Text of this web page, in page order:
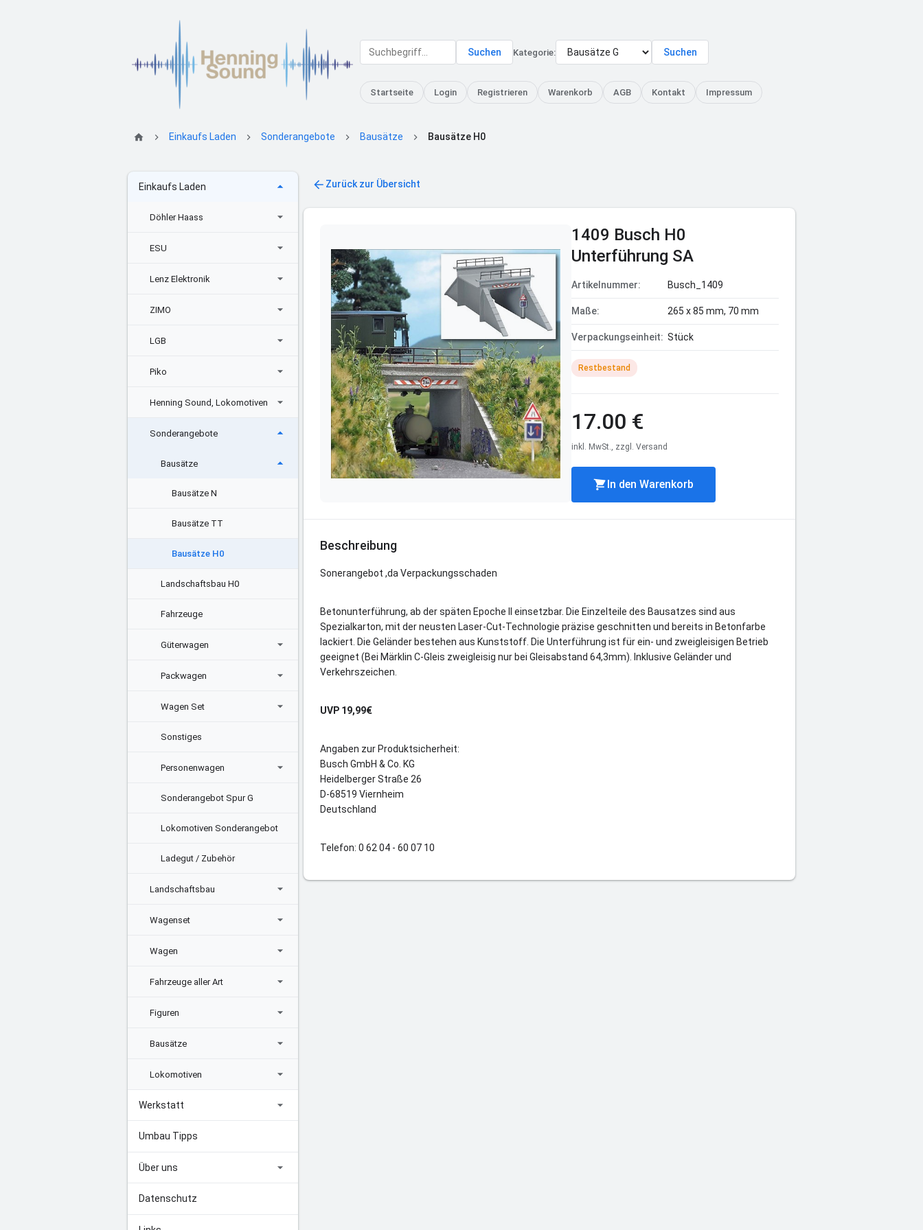
Suchen Kategorie: Suchen
Startseite Login Registrieren Warenkorb AGB Kontakt Impressum
Einkaufs Laden Sonderangebote Bausätze Bausätze H0
Einkaufs Laden
Döhler Haass
ESU
Lenz Elektronik
ZIMO
LGB
Piko
Henning Sound, Lokomotiven
Sonderangebote
Bausätze
Bausätze N
Bausätze TT
Bausätze H0
Landschaftsbau H0
Fahrzeuge
Güterwagen
Packwagen
Wagen Set
Sonstiges
Personenwagen
Sonderangebot Spur G
Lokomotiven Sonderangebot
Ladegut / Zubehör
Landschaftsbau
Wagenset
Wagen
Fahrzeuge aller Art
Figuren
Bausätze
Lokomotiven
Werkstatt
Umbau Tipps
Über uns
Datenschutz
Zurück zur Übersicht
1409 Busch H0
Unterführung SA
Artikelnummer: Busch_1409
Maße: 265 x 85 mm, 70 mm
Verpackungseinheit: Stück
Restbestand
17.00 €
inkl. MwSt., zzgl. Versand
In den Warenkorb
Beschreibung
Sonerangebot ,da Verpackungsschaden
Betonunterführung, ab der späten Epoche II einsetzbar. Die Einzelteile des Bausatzes sind aus
Spezialkarton, mit der neusten Laser-Cut-Technologie präzise geschnitten und bereits in Betonfarbe
lackiert. Die Geländer bestehen aus Kunststoff. Die Unterführung ist für ein- und zweigleisigen Betrieb
geeignet (Bei Märklin C-Gleis zweigleisig nur bei Gleisabstand 64,3mm). Inklusive Geländer und
Verkehrszeichen.
UVP 19,99€
Angaben zur Produktsicherheit:
Busch GmbH & Co. KG
Heidelberger Straße 26
D-68519 Viernheim
Deutschland
Telefon: 0 62 04 - 60 07 10